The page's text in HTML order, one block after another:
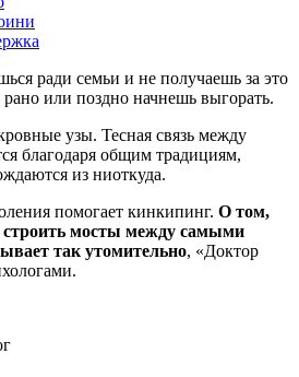
ради семьи и не получаешь за это
или поздно начнешь выгорать.
узы. Тесная связь между
благодаря общим традициям,
из ниоткуда.
помогает кинкипинг. О том,
строить мосты между самыми
так утомительно, «Доктор